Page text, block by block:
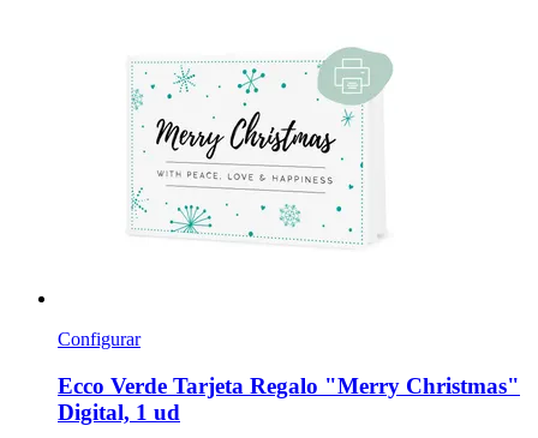
Configurar
Ecco Verde Tarjeta Regalo "Merry Christmas"
Digital, 1 ud